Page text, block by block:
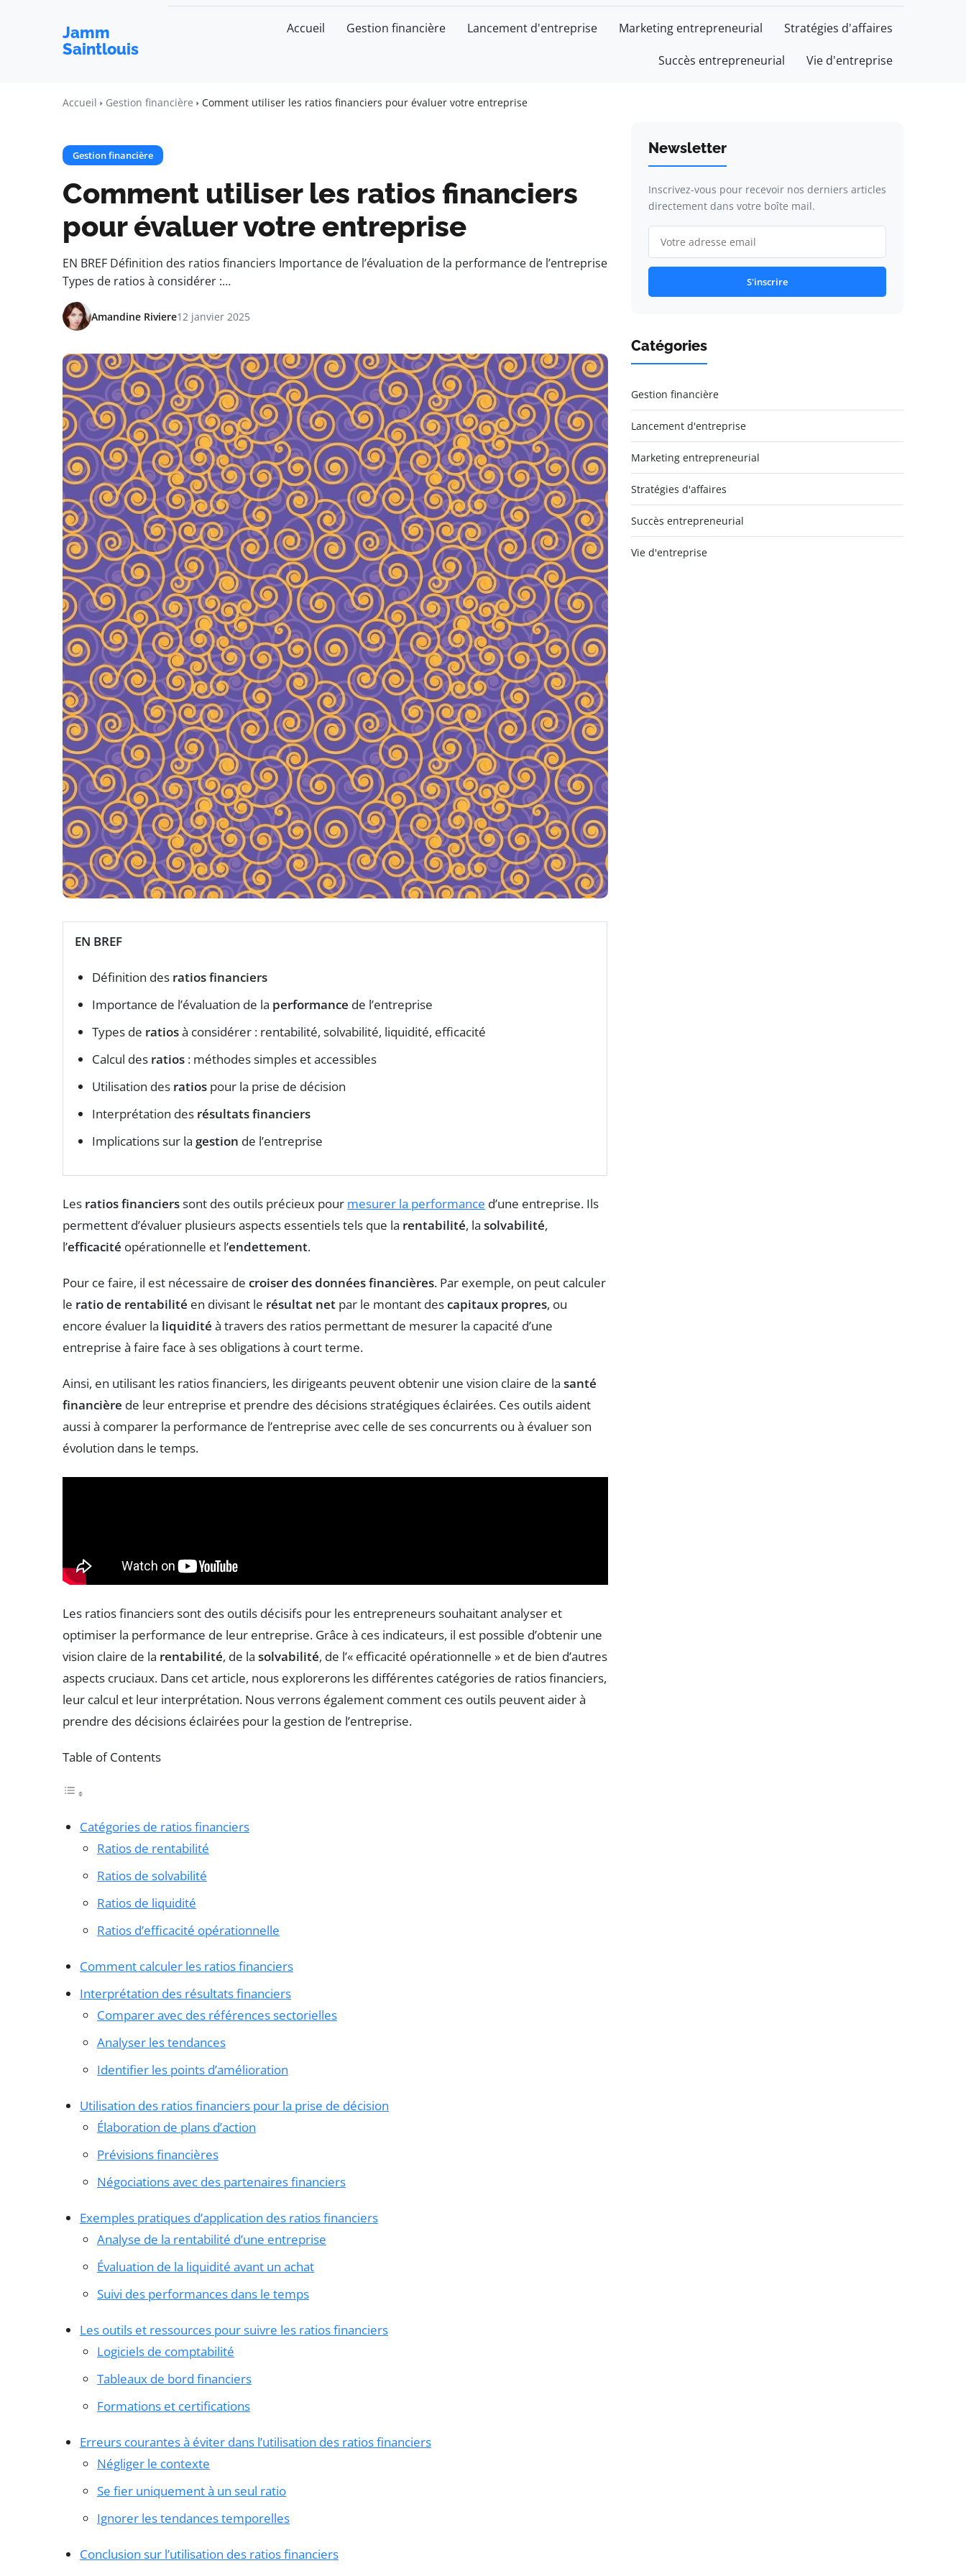
Jamm
Saintlouis
Accueil Gestion financière Lancement d'entreprise Marketing entrepreneurial Stratégies d'affaires
Succès entrepreneurial Vie d'entreprise
Accueil Gestion financière Comment utiliser les ratios financiers pour évaluer votre entreprise
Gestion financière
Comment utiliser les ratios financiers
pour évaluer votre entreprise
EN BREF Définition des ratios financiers Importance de l’évaluation de la performance de l’entreprise
Types de ratios à considérer :…
Amandine Riviere12 janvier 2025
EN BREF
Définition des ratios financiers
Importance de l’évaluation de la performance de l’entreprise
Types de ratiosà considérer : rentabilité, solvabilité, liquidité, efficacité
Calcul des ratios : méthodes simples et accessibles
Utilisation des ratios pour la prise de décision
Interprétation des résultats financiers
Implications sur la gestion de l’entreprise
Les ratios financierssont des outils précieux pour mesurer la performance d’une entreprise. Ils
permettent d’évaluer plusieurs aspects essentiels tels que la rentabilité, la solvabilité,
l’efficacité opérationnelle et l’endettement.
Pour ce faire, il est nécessaire de croiser des données financières. Par exemple, on peut calculer
le ratio de rentabilité en divisant le résultat net par le montant descapitaux propres, ou
encore évaluer la liquidité à travers des ratios permettant de mesurer la capacité d’une
entreprise à faire face à ses obligations à court terme.
Ainsi, en utilisant les ratios financiers, les dirigeants peuvent obtenir une vision claire de la santé
financière de leur entreprise et prendre des décisions stratégiques éclairées. Ces outils aident
aussi à comparer la performance de l’entreprise avec celle de ses concurrents ou à évaluer son
évolution dans le temps.
Les ratios financiers sont des outils décisifs pour les entrepreneurs souhaitant analyser et
optimiser la performance de leur entreprise. Grâce à ces indicateurs, il est possible d’obtenir une
vision claire de la rentabilité, de la solvabilité, de l’« efficacité opérationnelle » et de bien d’autres
aspects cruciaux. Dans cet article, nous explorerons les différentes catégories de ratios financiers,
leur calcul et leur interprétation. Nous verrons également comment ces outils peuvent aider à
prendre des décisions éclairées pour la gestion de l’entreprise.
Table of Contents
Catégories de ratios financiers
Ratios de rentabilité
Ratios de solvabilité
Ratios de liquidité
Ratios d’efficacité opérationnelle
Comment calculer les ratios financiers
Interprétation des résultats financiers
Comparer avec des références sectorielles
Analyser les tendances
Identifier les points d’amélioration
Utilisation des ratios financiers pour la prise de décision
Élaboration de plans d’action
Prévisions financières
Négociations avec des partenaires financiers
Exemples pratiques d’application des ratios financiers
Analyse de la rentabilité d’une entreprise
Évaluation de la liquidité avant un achat
Suivi des performances dans le temps
Les outils et ressources pour suivre les ratios financiers
Logiciels de comptabilité
Tableaux de bord financiers
Formations et certifications
Erreurs courantes à éviter dans l’utilisation des ratios financiers
Négliger le contexte
Se fier uniquement à un seul ratio
Ignorer les tendances temporelles
Conclusion sur l’utilisation des ratios financiers
Newsletter
Inscrivez-vous pour recevoir nos derniers articles
directement dans votre boîte mail.
S'inscrire
Catégories
Gestion financière
Lancement d'entreprise
Marketing entrepreneurial
Stratégies d'affaires
Succès entrepreneurial
Vie d'entreprise